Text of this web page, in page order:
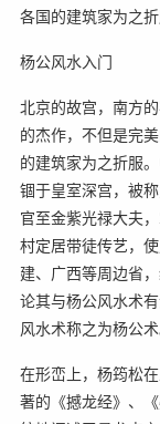
各国的建筑家为之折
杨公风水入门
北京的故宫，南方
的杰作，不但是完
的建筑家为之折服
锢于皇室深宫，被
官至金紫光禄大夫
村定居带徒传艺，
建、广西等周边省
论其与杨公风水术
风水术称之为杨公术
在形峦上，杨筠松
著的《撼龙经》、